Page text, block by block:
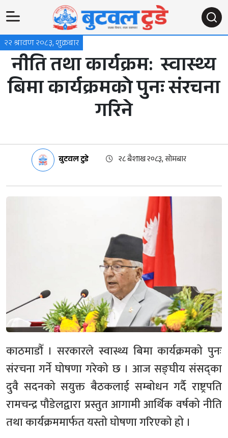
२२ श्रावण २०८३, शुक्रबार
नीति तथा कार्यक्रम: स्वास्थ्य
बिमा कार्यक्रमको पुनः संरचना
गरिने
बुटवल टुडे २८ बैशाख २०८३, सोमबार
काठमाडौँ । सरकारले स्वास्थ्य बिमा कार्यक्रमको पुनः
संरचना गर्ने घोषणा गरेको छ । आज सङ्घीय संसद्का
दुवै सदनको सयुक्त बैठकलाई सम्बोधन गर्दै राष्ट्रपति
रामचन्द्र पौडेलद्वारा प्रस्तुत आगामी आर्थिक वर्षको नीति
तथा कार्यक्रममार्फत यस्तो घोषणा गरिएको हो ।